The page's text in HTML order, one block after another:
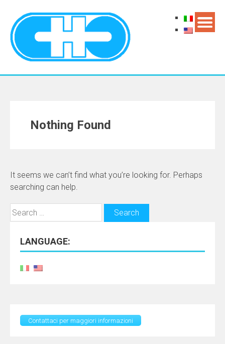
Nothing Found
It seems we can’t find what you’re looking for. Perhaps
searching can help.
Search
for:
LANGUAGE:
Contattaci per maggiori informazioni